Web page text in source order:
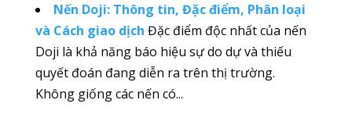
Nến Doji: Thông tin, Đặc điểm, Phân loại
và Cách giao dịch Đặc điểm độc nhất của nến
Doji là khả năng báo hiệu sự do dự và thiếu
quyết đoán đang diễn ra trên thị trường.
Không giống các nến có...